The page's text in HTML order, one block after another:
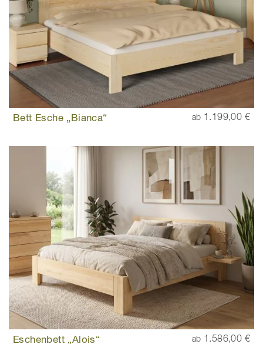
Bett Esche „Bianca“ ab 1.199,00 €
Eschenbett „Alois“ ab 1.586,00 €